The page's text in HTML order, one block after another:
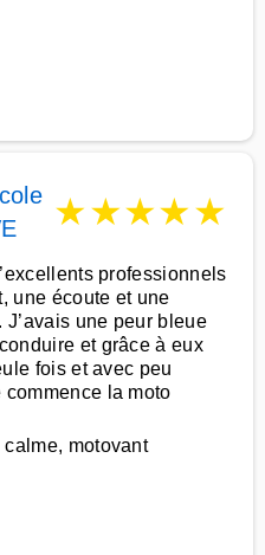
★★★★★
professionnels
une écoute et une
une peur bleue
et grâce à eux
fois et avec peu
commence la moto
calme, motovant